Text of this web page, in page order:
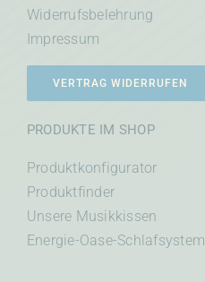
Widerrufsbelehrung
Impressum
VERTRAG WIDERRUFEN
PRODUKTE IM SHOP
Produktkonfigurator
Produktfinder
Unsere Musikkissen
Energie-Oase-Schlafsystem